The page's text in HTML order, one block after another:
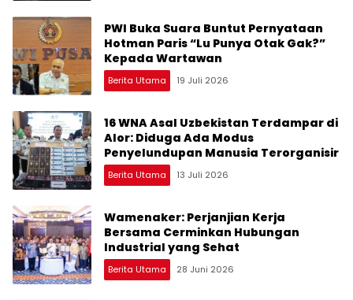
PWI Buka Suara Buntut Pernyataan
Hotman Paris “Lu Punya Otak Gak?”
Kepada Wartawan
Berita Utama 19 Juli 2026
16 WNA Asal Uzbekistan Terdampar di
Alor: Diduga Ada Modus
Penyelundupan Manusia Terorganisir
Berita Utama 13 Juli 2026
Wamenaker: Perjanjian Kerja
Bersama Cerminkan Hubungan
Industrial yang Sehat
Berita Utama 28 Juni 2026